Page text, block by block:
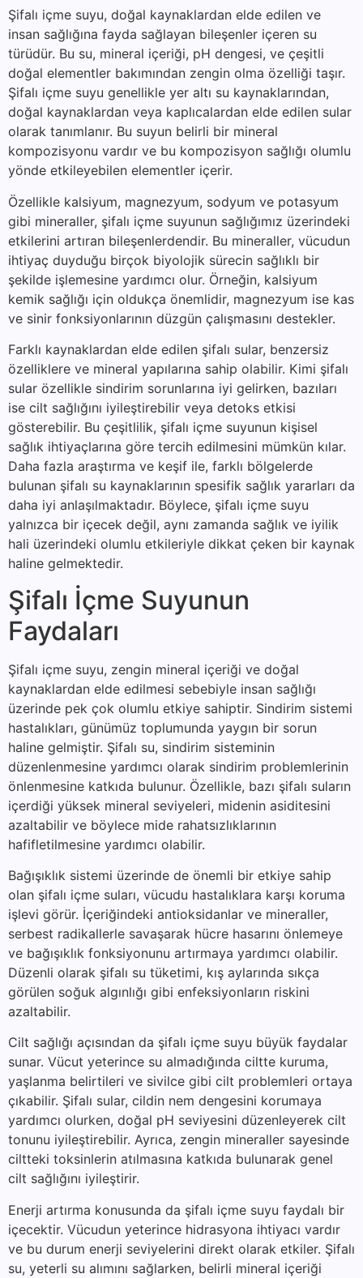
Şifalı içme suyu, doğal kaynaklardan elde edilen ve
insan sağlığına fayda sağlayan bileşenler içeren su
türüdür. Bu su, mineral içeriği, pH dengesi, ve çeşitli
doğal elementler bakımından zengin olma özelliği taşır.
Şifalı içme suyu genellikle yer altı su kaynaklarından,
doğal kaynaklardan veya kaplıcalardan elde edilen sular
olarak tanımlanır. Bu suyun belirli bir mineral
kompozisyonu vardır ve bu kompozisyon sağlığı olumlu
yönde etkileyebilen elementler içerir.
Özellikle kalsiyum, magnezyum, sodyum ve potasyum
gibi mineraller, şifalı içme suyunun sağlığımız üzerindeki
etkilerini artıran bileşenlerdendir. Bu mineraller, vücudun
ihtiyaç duyduğu birçok biyolojik sürecin sağlıklı bir
şekilde işlemesine yardımcı olur. Örneğin, kalsiyum
kemik sağlığı için oldukça önemlidir, magnezyum ise kas
ve sinir fonksiyonlarının düzgün çalışmasını destekler.
Farklı kaynaklardan elde edilen şifalı sular, benzersiz
özelliklere ve mineral yapılarına sahip olabilir. Kimi şifalı
sular özellikle sindirim sorunlarına iyi gelirken, bazıları
ise cilt sağlığını iyileştirebilir veya detoks etkisi
gösterebilir. Bu çeşitlilik, şifalı içme suyunun kişisel
sağlık ihtiyaçlarına göre tercih edilmesini mümkün kılar.
Daha fazla araştırma ve keşif ile, farklı bölgelerde
bulunan şifalı su kaynaklarının spesifik sağlık yararları da
daha iyi anlaşılmaktadır. Böylece, şifalı içme suyu
yalnızca bir içecek değil, aynı zamanda sağlık ve iyilik
hali üzerindeki olumlu etkileriyle dikkat çeken bir kaynak
haline gelmektedir.
Şifalı İçme Suyunun
Faydaları
Şifalı içme suyu, zengin mineral içeriği ve doğal
kaynaklardan elde edilmesi sebebiyle insan sağlığı
üzerinde pek çok olumlu etkiye sahiptir. Sindirim sistemi
hastalıkları, günümüz toplumunda yaygın bir sorun
haline gelmiştir. Şifalı su, sindirim sisteminin
düzenlenmesine yardımcı olarak sindirim problemlerinin
önlenmesine katkıda bulunur. Özellikle, bazı şifalı suların
içerdiği yüksek mineral seviyeleri, midenin asiditesini
azaltabilir ve böylece mide rahatsızlıklarının
hafifletilmesine yardımcı olabilir.
Bağışıklık sistemi üzerinde de önemli bir etkiye sahip
olan şifalı içme suları, vücudu hastalıklara karşı koruma
işlevi görür. İçeriğindeki antioksidanlar ve mineraller,
serbest radikallerle savaşarak hücre hasarını önlemeye
ve bağışıklık fonksiyonunu artırmaya yardımcı olabilir.
Düzenli olarak şifalı su tüketimi, kış aylarında sıkça
görülen soğuk algınlığı gibi enfeksiyonların riskini
azaltabilir.
Cilt sağlığı açısından da şifalı içme suyu büyük faydalar
sunar. Vücut yeterince su almadığında ciltte kuruma,
yaşlanma belirtileri ve sivilce gibi cilt problemleri ortaya
çıkabilir. Şifalı sular, cildin nem dengesini korumaya
yardımcı olurken, doğal pH seviyesini düzenleyerek cilt
tonunu iyileştirebilir. Ayrıca, zengin mineraller sayesinde
ciltteki toksinlerin atılmasına katkıda bulunarak genel
cilt sağlığını iyileştirir.
Enerji artırma konusunda da şifalı içme suyu faydalı bir
içecektir. Vücudun yeterince hidrasyona ihtiyacı vardır
ve bu durum enerji seviyelerini direkt olarak etkiler. Şifalı
su, yeterli su alımını sağlarken, belirli mineral içeriği